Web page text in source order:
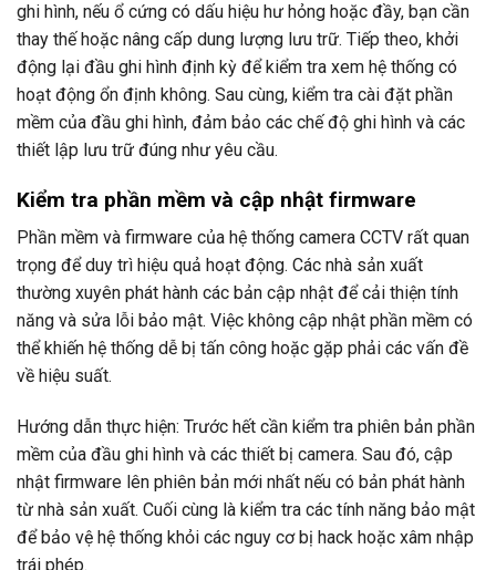
ghi hình, nếu ổ cứng có dấu hiệu hư hỏng hoặc đầy, bạn cần
thay thế hoặc nâng cấp dung lượng lưu trữ. Tiếp theo, khởi
động lại đầu ghi hình định kỳ để kiểm tra xem hệ thống có
hoạt động ổn định không. Sau cùng, kiểm tra cài đặt phần
mềm của đầu ghi hình, đảm bảo các chế độ ghi hình và các
thiết lập lưu trữ đúng như yêu cầu.
Kiểm tra phần mềm và cập nhật firmware
Phần mềm và firmware của hệ thống camera CCTV rất quan
trọng để duy trì hiệu quả hoạt động. Các nhà sản xuất
thường xuyên phát hành các bản cập nhật để cải thiện tính
năng và sửa lỗi bảo mật. Việc không cập nhật phần mềm có
thể khiến hệ thống dễ bị tấn công hoặc gặp phải các vấn đề
về hiệu suất.
Hướng dẫn thực hiện: Trước hết cần kiểm tra phiên bản phần
mềm của đầu ghi hình và các thiết bị camera. Sau đó, cập
nhật firmware lên phiên bản mới nhất nếu có bản phát hành
từ nhà sản xuất. Cuối cùng là kiểm tra các tính năng bảo mật
để bảo vệ hệ thống khỏi các nguy cơ bị hack hoặc xâm nhập
trái phép.